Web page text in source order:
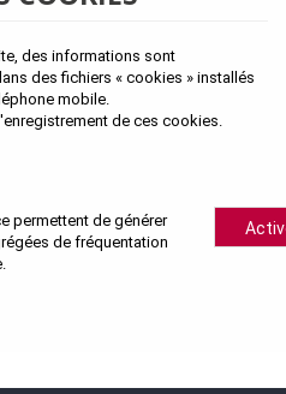
des informations sont
des fichiers « cookies » installés
mobile.
de ces cookies.
permettent de générer
de fréquentation